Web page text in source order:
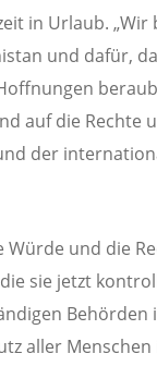
in Urlaub.
und dafür,
auf die Rechte
der
Würde und die
sie jetzt
aller